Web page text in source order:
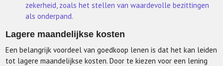
zekerheid, zoals het stellen van waardevolle bezittingen
als onderpand.
Lagere maandelijkse kosten
Een belangrijk voordeel van goedkoop lenen is dat het kan leiden
tot lagere maandelijkse kosten. Door te kiezen voor een lening